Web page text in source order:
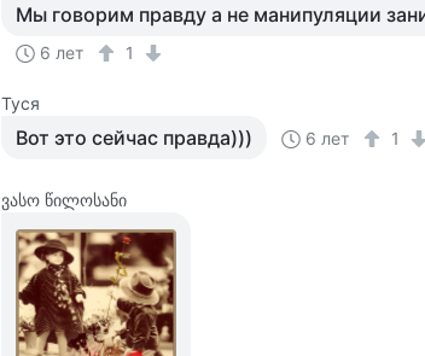
Мы говорим правду а не манипуляции
6 лет 1
Tycя
Вот это сейчас правда))) 6 лет 1
ვასო წილოსანი